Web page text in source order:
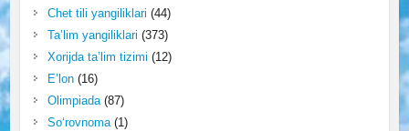
Chet tili yangiliklari (44)
Ta’lim yangiliklari (373)
Xorijda ta’lim tizimi (12)
E’lon(16)
Olimpiada(87)
So‘rovnoma(1)